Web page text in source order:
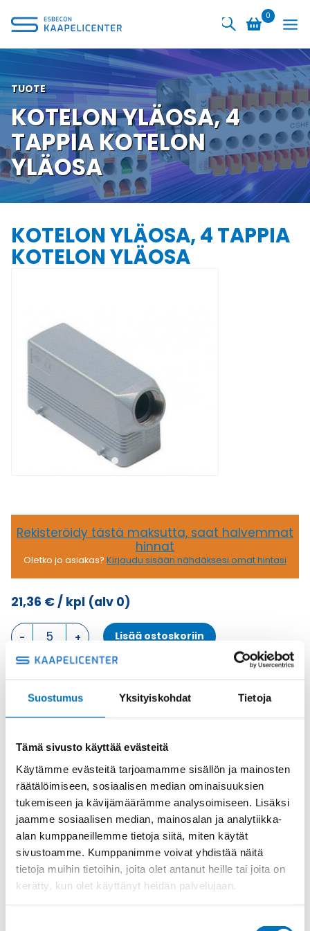
Suostumus Yksityiskohdat Tietoja
Tämä sivusto käyttää evästeitä
Käytämme evästeitä tarjoamamme sisällön ja mainosten
räätälöimiseen, sosiaalisen median ominaisuuksien
tukemiseen ja kävijämäärämme analysoimiseen. Lisäksi
jaamme sosiaalisen median, mainosalan ja analytiikka-
alan kumppaneillemme tietoja siitä, miten käytät
sivustoamme. Kumppanimme voivat yhdistää näitä
tietoja muihin tietoihin, joita olet antanut heille tai joita on
kerätty, kun olet käyttänyt heidän palvelujaan.
sisältöön
0
TUOTE
KOTELON YLÄOSA, 4
TAPPIA KOTELON
YLÄOSA
KOTELON YLÄOSA, 4 TAPPIA
KOTELON YLÄOSA
Rekisteröidy tästä maksutta, saat halvemmat
hinnat
Oletko jo asiakas? Kirjaudu sisään nähdäksesi omat hintasi
21,36 €/ kpl (alv 0)
KOTELON
YLÄOSA,
4
YLÄOSA
määrä
Lisää ostoskoriin
Metalli
Osasto ILME -moninapaliittimet,Kotelon yläosa,Kotelot
Toimitusaika: 1-7 päivää
Toimituskulut 35kg:n asti 25€.
Yli 35kg:n toimituskulut toteutuneiden kulujen mukaan.
Valmistaja
ILME S.p.A
Koko
size "104.27"
Materiaali
Metalli
Käyttölämpötila
'-40 °C...+125 °C